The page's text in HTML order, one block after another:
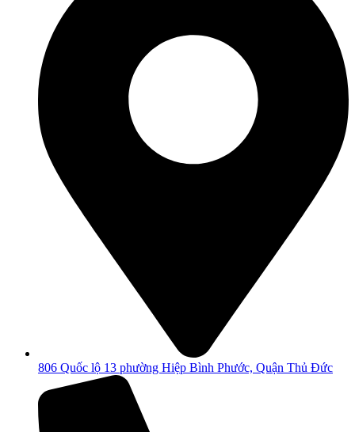
806 Quốc lộ 13 phường Hiệp Bình Phước, Quận Thủ Đức